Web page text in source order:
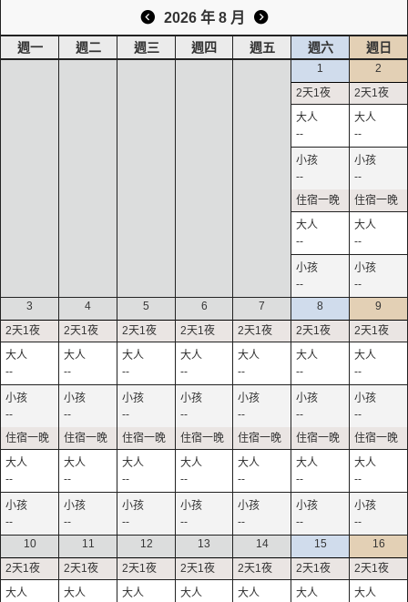
2026 年 8 月
週一 週二 週三 週四 週五 週六 週日
1
--
--
--
--
2
--
--
--
--
3
--
--
--
--
4
--
--
--
--
5
--
--
--
--
6
--
--
--
--
7
--
--
--
--
8
--
--
--
--
9
--
--
--
--
10
11 12 13 14 15 16